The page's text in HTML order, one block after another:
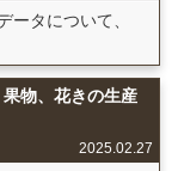
ータについて、
物、花きの生産
2025.02.27